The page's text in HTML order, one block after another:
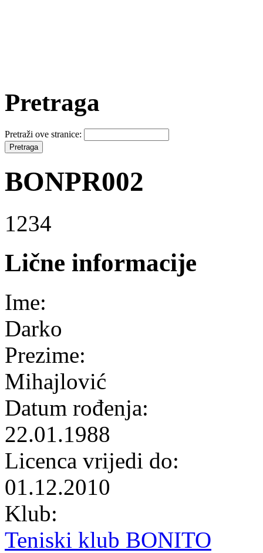
Pretraga
Pretraži ove stranice:
BONPR002
1234
Lične informacije
Ime:
Darko
Prezime:
Mihajlović
Datum rođenja:
22.01.1988
Licenca vrijedi do:
01.12.2010
Klub:
Teniski klub BONITO